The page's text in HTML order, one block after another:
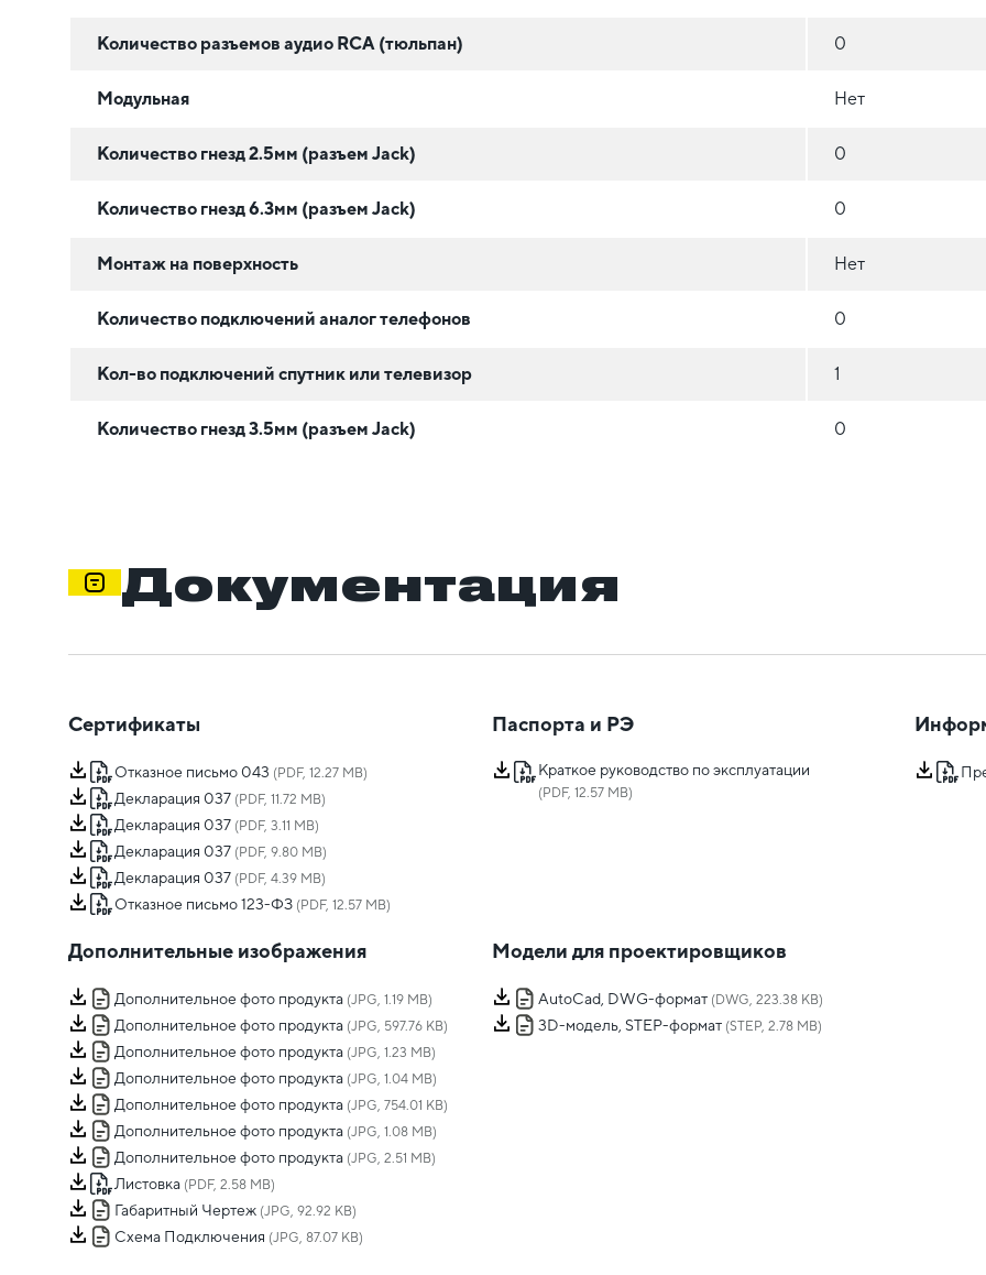
Количество разъемов аудио RCA (тюльпан) 0
Модульная Нет
Количество гнезд 2.5мм (разъем Jack) 0
Количество гнезд 6.3мм (разъем Jack) 0
Монтаж на поверхность Нет
Количество подключений аналог телефонов 0
Кол-во подключений спутник или телевизор 1
Количество гнезд 3.5мм (разъем Jack) 0
Документация
Сертификаты
Отказное письмо 043 (PDF, 12.27 MB)
Декларация 037 (PDF, 11.72 MB)
Декларация 037 (PDF, 3.11 MB)
Декларация 037 (PDF, 9.80 MB)
Декларация 037 (PDF, 4.39 MB)
Отказное письмо 123-ФЗ (PDF, 12.57 MB)
Паспорта и РЭ
Краткое руководство по эксплуатации
(PDF, 12.57 MB)
Дополнительные изображения
Дополнительное фото продукта (JPG, 1.19 MB)
Дополнительное фото продукта (JPG, 597.76 KB)
Дополнительное фото продукта (JPG, 1.23 MB)
Дополнительное фото продукта (JPG, 1.04 MB)
Дополнительное фото продукта (JPG, 754.01 KB)
Дополнительное фото продукта (JPG, 1.08 MB)
Дополнительное фото продукта (JPG, 2.51 MB)
Листовка (PDF, 2.58 MB)
Габаритный Чертеж (JPG, 92.92 KB)
Схема Подключения (JPG, 87.07 KB)
Модели для проектировщиков
AutoCad, DWG-формат(DWG, 223.38 KB)
3D-модель, STEP-формат(STEP, 2.78 MB)